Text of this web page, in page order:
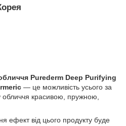
Purederm Deep Purifying
— це можливість усього за
обличчя красивою, пружною,
ефект від цього продукту буде